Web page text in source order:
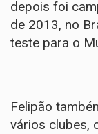
depois foi
de 2013, no
teste para o
Felipão
vários clubes,